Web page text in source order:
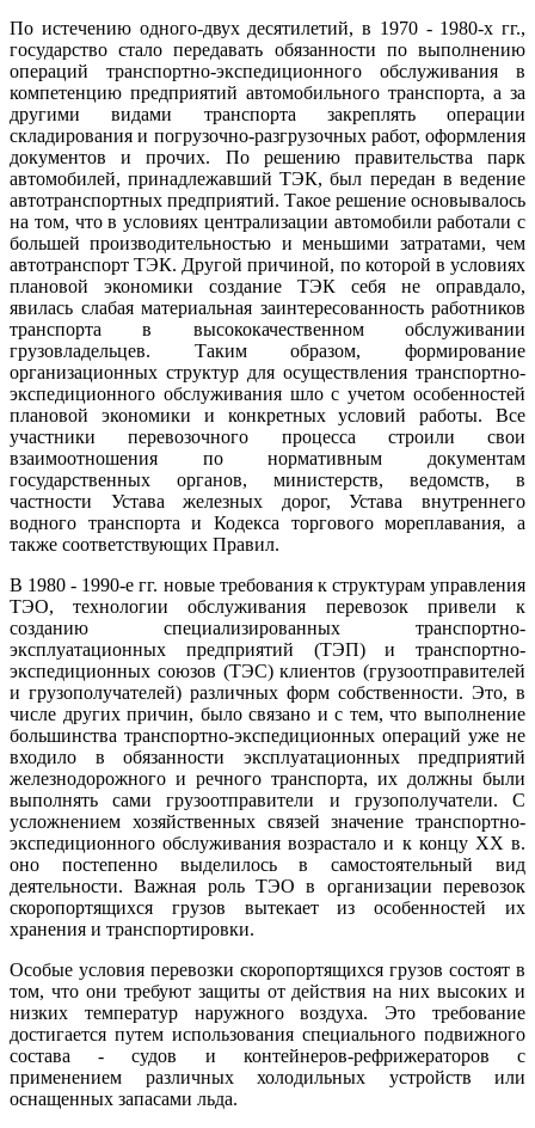
По истечению одного-двух десятилетий, в 1970 - 1980-х гг.,
государство стало передавать обязанности по выполнению
операций транспортно-экспедиционного обслуживания в
компетенцию предприятий автомобильного транспорта, а за
другими видами транспорта закреплять операции
складирования и погрузочно-разгрузочных работ, оформления
документов и прочих. По решению правительства парк
автомобилей, принадлежавший ТЭК, был передан в ведение
автотранспортных предприятий. Такое решение основывалось
на том, что в условиях централизации автомобили работали с
большей производительностью и меньшими затратами, чем
автотранспорт ТЭК. Другой причиной, по которой в условиях
плановой экономики создание ТЭК себя не оправдало,
явилась слабая материальная заинтересованность работников
транспорта в высококачественном обслуживании
грузовладельцев. Таким образом, формирование
организационных структур для осуществления транспортно-
экспедиционного обслуживания шло с учетом особенностей
плановой экономики и конкретных условий работы. Все
участники перевозочного процесса строили свои
взаимоотношения по нормативным документам
государственных органов, министерств, ведомств, в
частности Устава железных дорог, Устава внутреннего
водного транспорта и Кодекса торгового мореплавания, а
также соответствующих Правил.
В 1980 - 1990-е гг. новые требования к структурам управления
ТЭО, технологии обслуживания перевозок привели к
созданию специализированных транспортно-
эксплуатационных предприятий (ТЭП) и транспортно-
экспедиционных союзов (ТЭС) клиентов (грузоотправителей
и грузополучателей) различных форм собственности. Это, в
числе других причин, было связано и с тем, что выполнение
большинства транспортно-экспедиционных операций уже не
входило в обязанности эксплуатационных предприятий
железнодорожного и речного транспорта, их должны были
выполнять сами грузоотправители и грузополучатели. С
усложнением хозяйственных связей значение транспортно-
экспедиционного обслуживания возрастало и к концу XX в.
оно постепенно выделилось в самостоятельный вид
деятельности. Важная роль ТЭО в организации перевозок
скоропортящихся грузов вытекает из особенностей их
хранения и транспортировки.
Особые условия перевозки скоропортящихся грузов состоят в
том, что они требуют защиты от действия на них высоких и
низких температур наружного воздуха. Это требование
достигается путем использования специального подвижного
состава - судов и контейнеров-рефрижераторов с
применением различных холодильных устройств или
оснащенных запасами льда.